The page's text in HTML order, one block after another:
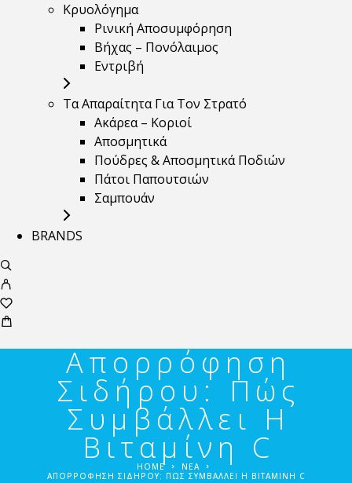
Κρυολόγημα
Ρινική Αποσυμφόρηση
Βήχας – Πονόλαιμος
Εντριβή
Τα Απαραίτητα Για Τον Στρατό
Ακάρεα – Κοριοί
Αποσμητικά
Πούδρες & Αποσμητικά Ποδιών
Πάτοι Παπουτσιών
Σαμπουάν
BRANDS
Απορρόφηση
Σιδήρου: Πώς
Συμβάλλει Η
Βιταμίνη C
HOME
ΝΈΑ
ΑΠΟΡΡΌΦΗΣΗ ΣΙΔΉΡΟΥ: ΠΏΣ ΣΥΜΒΆΛΛΕΙ Η ΒΙΤΑΜΊΝΗ C